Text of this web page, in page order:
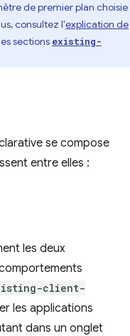
de premier plan choisie
consultez l'explication de
sections existing-
se compose
entre elles :
les deux
client-
les applications
dans un onglet